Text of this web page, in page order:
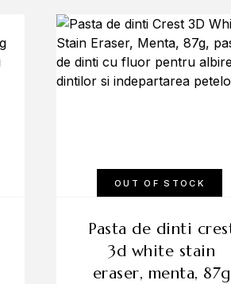
OUT OF STOCK
pasta de dinti crest
3d white stain
eraser, menta, 87g